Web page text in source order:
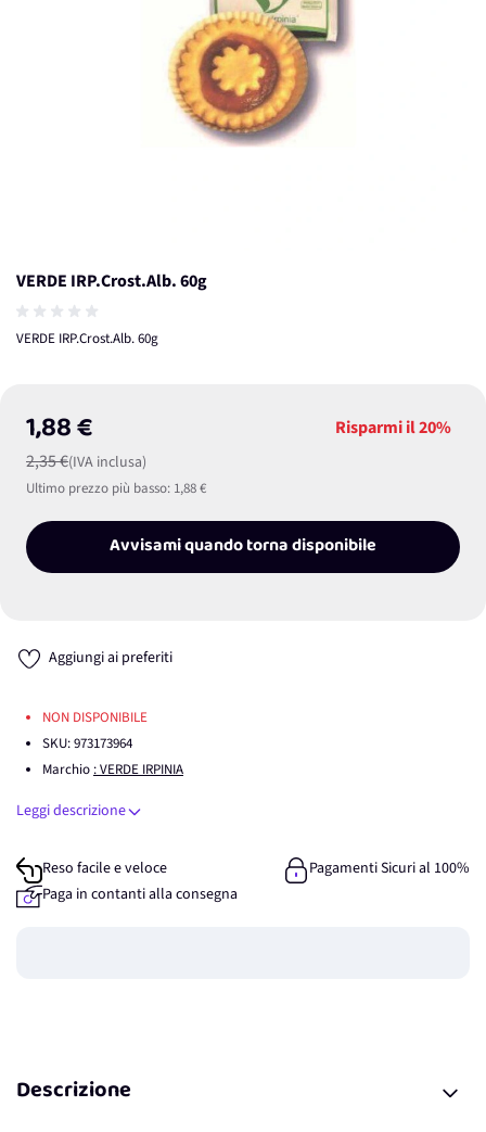
VERDE IRP.Crost.Alb. 60g
VERDE IRP.Crost.Alb. 60g
1,88 €
2,35 €(IVA inclusa)
Risparmi il20%
Ultimo prezzo più basso: 1,88 €
Avvisami quando torna disponibile
Aggiungi ai preferiti
NON DISPONIBILE
SKU:973173964
Marchio : VERDE IRPINIA
Leggi descrizione
Reso facile e veloce
Pagamenti Sicuri al 100%
Paga in contanti alla consegna
Descrizione